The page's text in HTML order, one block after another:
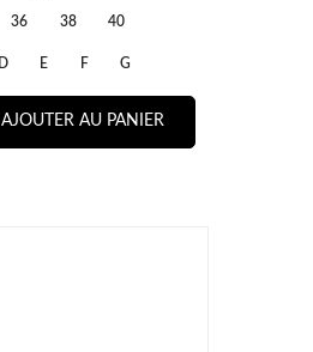
36 38 40
D E F G
AJOUTER AU PANIER